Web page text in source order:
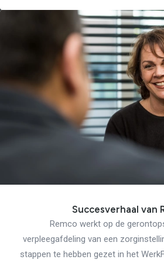
Succesverhaal van
Remco werkt op de
verpleegafdeling van een
stappen te hebben gezet in het